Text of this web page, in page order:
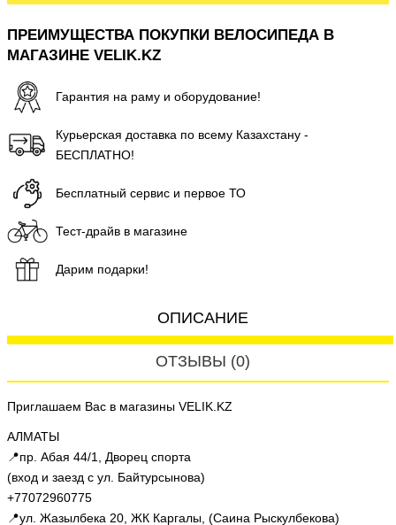
ПРЕИМУЩЕСТВА ПОКУПКИ ВЕЛОСИПЕДА В
МАГАЗИНЕ VELIK.KZ
Гарантия на раму и оборудование!
Курьерская доставка по всему Казахстану -
БЕСПЛАТНО!
Бесплатный сервис и первое ТО
Тест-драйв в магазине
Дарим подарки!
ОПИСАНИЕ
ОТЗЫВЫ (0)
Приглашаем Вас в магазины VELIK.KZ
АЛМАТЫ
📍пр. Абая 44/1, Дворец спорта
(вход и заезд с ул. Байтурсынова)
+77072960775
📍ул. Жазылбека 20, ЖК Каргалы, (Саина Рыскулбекова)